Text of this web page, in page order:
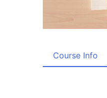
Course Info